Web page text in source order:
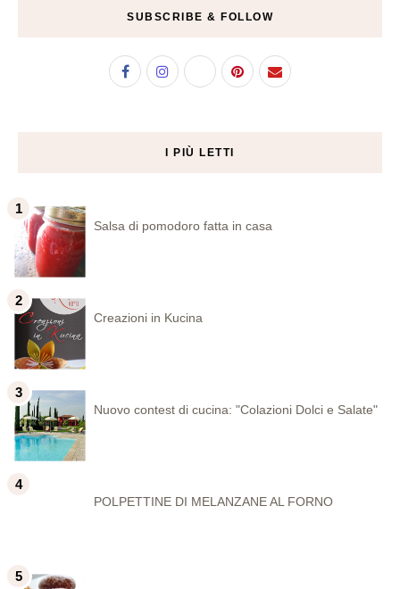
SUBSCRIBE & FOLLOW
I PIÙ LETTI
Salsa di pomodoro fatta in casa
Creazioni in Kucina
Nuovo contest di cucina: "Colazioni Dolci e Salate"
POLPETTINE DI MELANZANE AL FORNO